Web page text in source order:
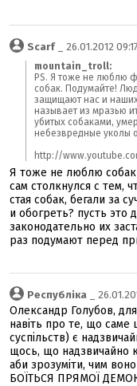
Scarf_ 26.01.2012 09:17
mountain_troll:
PS. Я тоже не люблю
собак. Подумайте!
защищают нас и
называет из мразью
убитых собаками,
небезвредные уколы
http://
Я тоже не люблю
сам столкнулся с тем,
стая собак, бегали за
и обогреть? пусть это
законодательно их
раз подумают перед
Республіка _
Олександр Голубов,
навіть про те, що саме
суспільств) є
щось, що надзвичайно
аби зрозуміти, чим
БОЇТЬСЯ ПРЯМОЇ